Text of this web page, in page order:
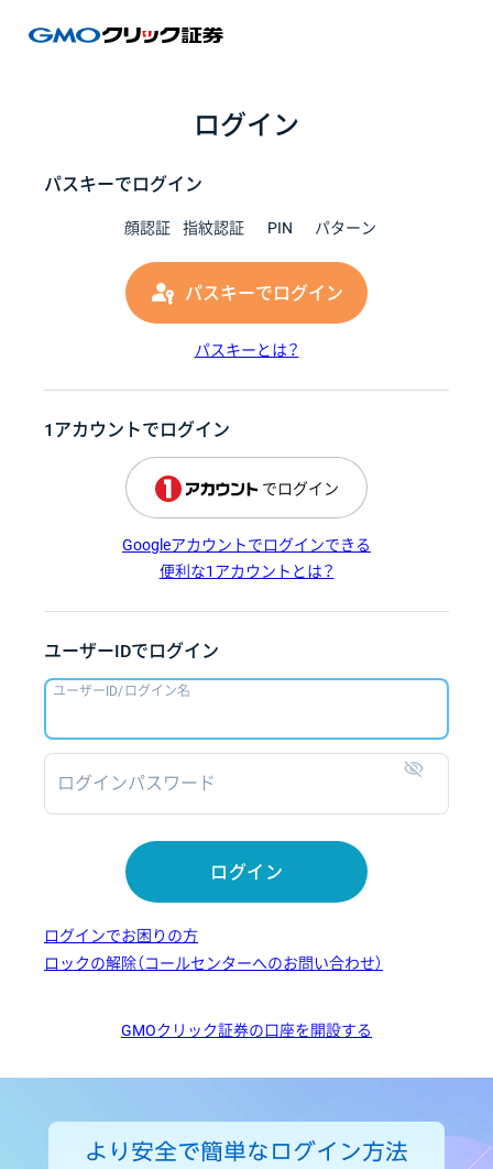
ログイン
パスキーでログイン
顔認証 指紋認証 PIN パターン
パスキーでログイン
パスキーとは？
1アカウントでログイン
でログイン
Googleアカウントでログインできる
便利な1アカウントとは？
ユーザーIDでログイン
ユーザーID/ログイン名
ログインパスワード
ログイン
ログインでお困りの方
ロックの解除（コールセンターへのお問い合わせ）
GMOクリック証券の口座を開設する